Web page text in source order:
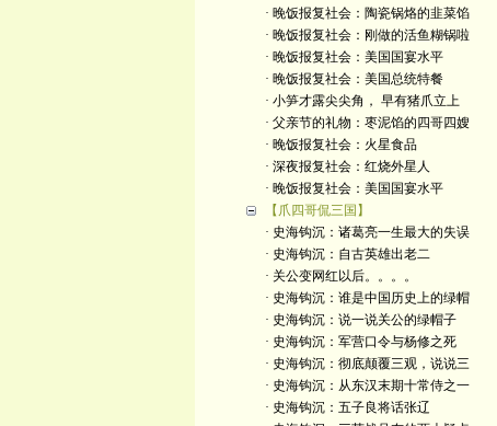
· 晚饭报复社会：陶瓷锅烙的韭菜馅
· 晚饭报复社会：刚做的活鱼糊锅啦
· 晚饭报复社会：美国国宴水平
· 晚饭报复社会：美国总统特餐
· 小笋才露尖尖角， 早有猪爪立上
· 父亲节的礼物：枣泥馅的四哥四嫂
· 晚饭报复社会：火星食品
· 深夜报复社会：红烧外星人
· 晚饭报复社会：美国国宴水平
【爪四哥侃三国】
· 史海钩沉：诸葛亮一生最大的失误
· 史海钩沉：自古英雄出老二
· 关公变网红以后。。。。
· 史海钩沉：谁是中国历史上的绿帽
· 史海钩沉：说一说关公的绿帽子
· 史海钩沉：军营口令与杨修之死
· 史海钩沉：彻底颠覆三观，说说三
· 史海钩沉：从东汉末期十常侍之一
· 史海钩沉：五子良将话张辽